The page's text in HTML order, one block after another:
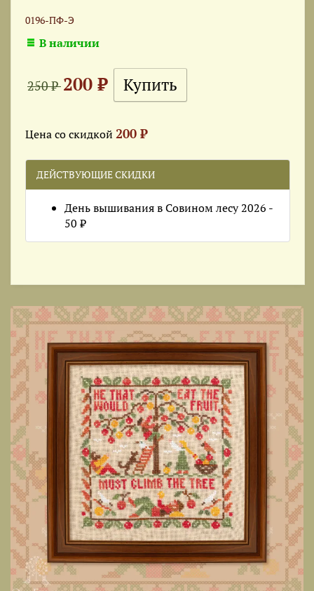
0196-ПФ-Э
В наличии
250 ₽200 ₽
Цена со скидкой 200 ₽
ДЕЙСТВУЮЩИЕ СКИДКИ
День вышивания в Совином лесу 2026 -
50 ₽